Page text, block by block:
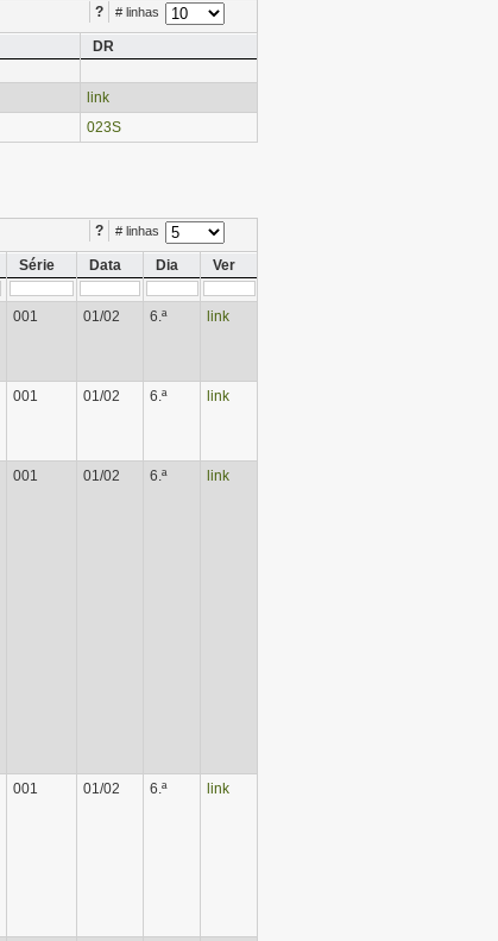
? # linhas
DR
link
023S
? # linhas
Série Data Dia Ver
001 01/02 6.ª link
001 01/02 6.ª link
001 01/02 6.ª link
001 01/02 6.ª link